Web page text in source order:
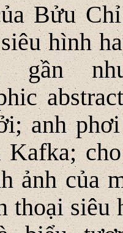
Bửu
hình
gần
anh
Kafka;
ảnh của
thoại siêu